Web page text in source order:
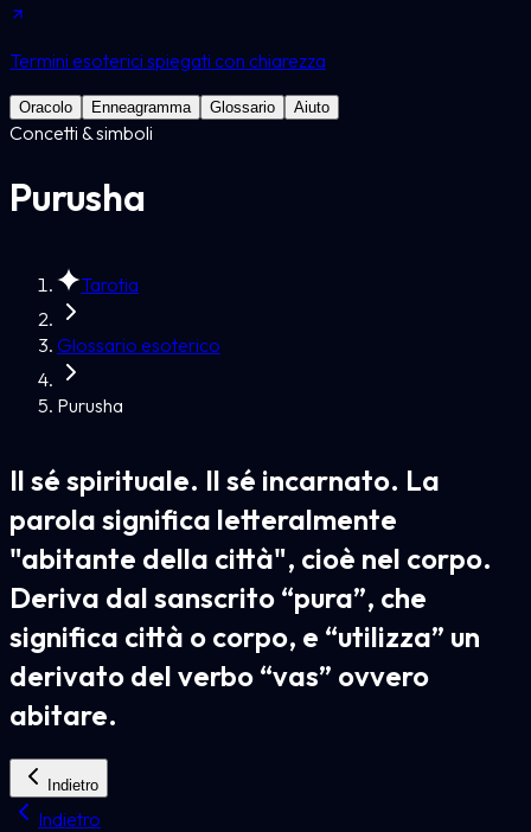
Termini esoterici spiegati con chiarezza
Oracolo Enneagramma Glossario Aiuto
Concetti & simboli
Purusha
Tarotia
Glossario esoterico
Purusha
Il sé spirituale. Il sé incarnato. La
parola significa letteralmente
"abitante della città", cioè nel corpo.
Deriva dal sanscrito “pura”, che
significa città o corpo, e “utilizza” un
derivato del verbo “vas” ovvero
abitare.
Indietro
Indietro